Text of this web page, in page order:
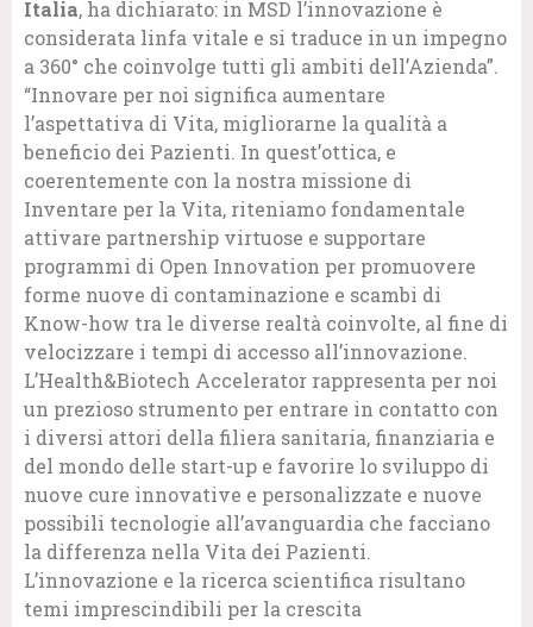
Italia, ha dichiarato: in MSD l’innovazione è
considerata linfa vitale e si traduce in un impegno
a 360° che coinvolge tutti gli ambiti dell’Azienda”.
“Innovare per noi significa aumentare
l’aspettativa di Vita, migliorarne la qualità a
beneficio dei Pazienti. In quest’ottica, e
coerentemente con la nostra missione di
Inventare per la Vita, riteniamo fondamentale
attivare partnership virtuose e supportare
programmi di Open Innovation per promuovere
forme nuove di contaminazione e scambi di
Know-how tra le diverse realtà coinvolte, al fine di
velocizzare i tempi di accesso all’innovazione.
L’Health&Biotech Accelerator rappresenta per noi
un prezioso strumento per entrare in contatto con
i diversi attori della filiera sanitaria, finanziaria e
del mondo delle start-up e favorire lo sviluppo di
nuove cure innovative e personalizzate e nuove
possibili tecnologie all’avanguardia che facciano
la differenza nella Vita dei Pazienti.
L’innovazione e la ricerca scientifica risultano
temi imprescindibili per la crescita